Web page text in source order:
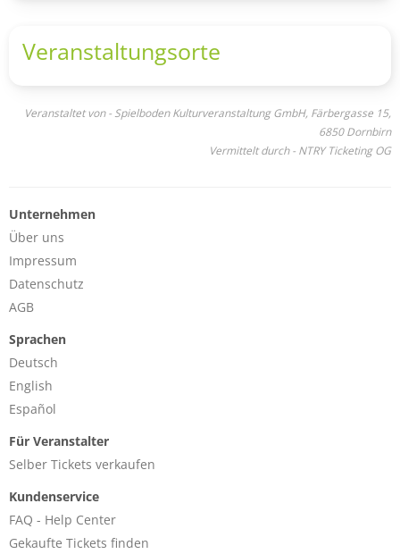
Veranstaltungsorte
Veranstaltet von - Spielboden Kulturveranstaltung GmbH, Färbergasse 15,
6850 Dornbirn
Vermittelt durch - NTRY Ticketing OG
Unternehmen
Über uns
Impressum
Datenschutz
AGB
Sprachen
Deutsch
English
Español
Für Veranstalter
Selber Tickets verkaufen
Kundenservice
FAQ - Help Center
Gekaufte Tickets finden